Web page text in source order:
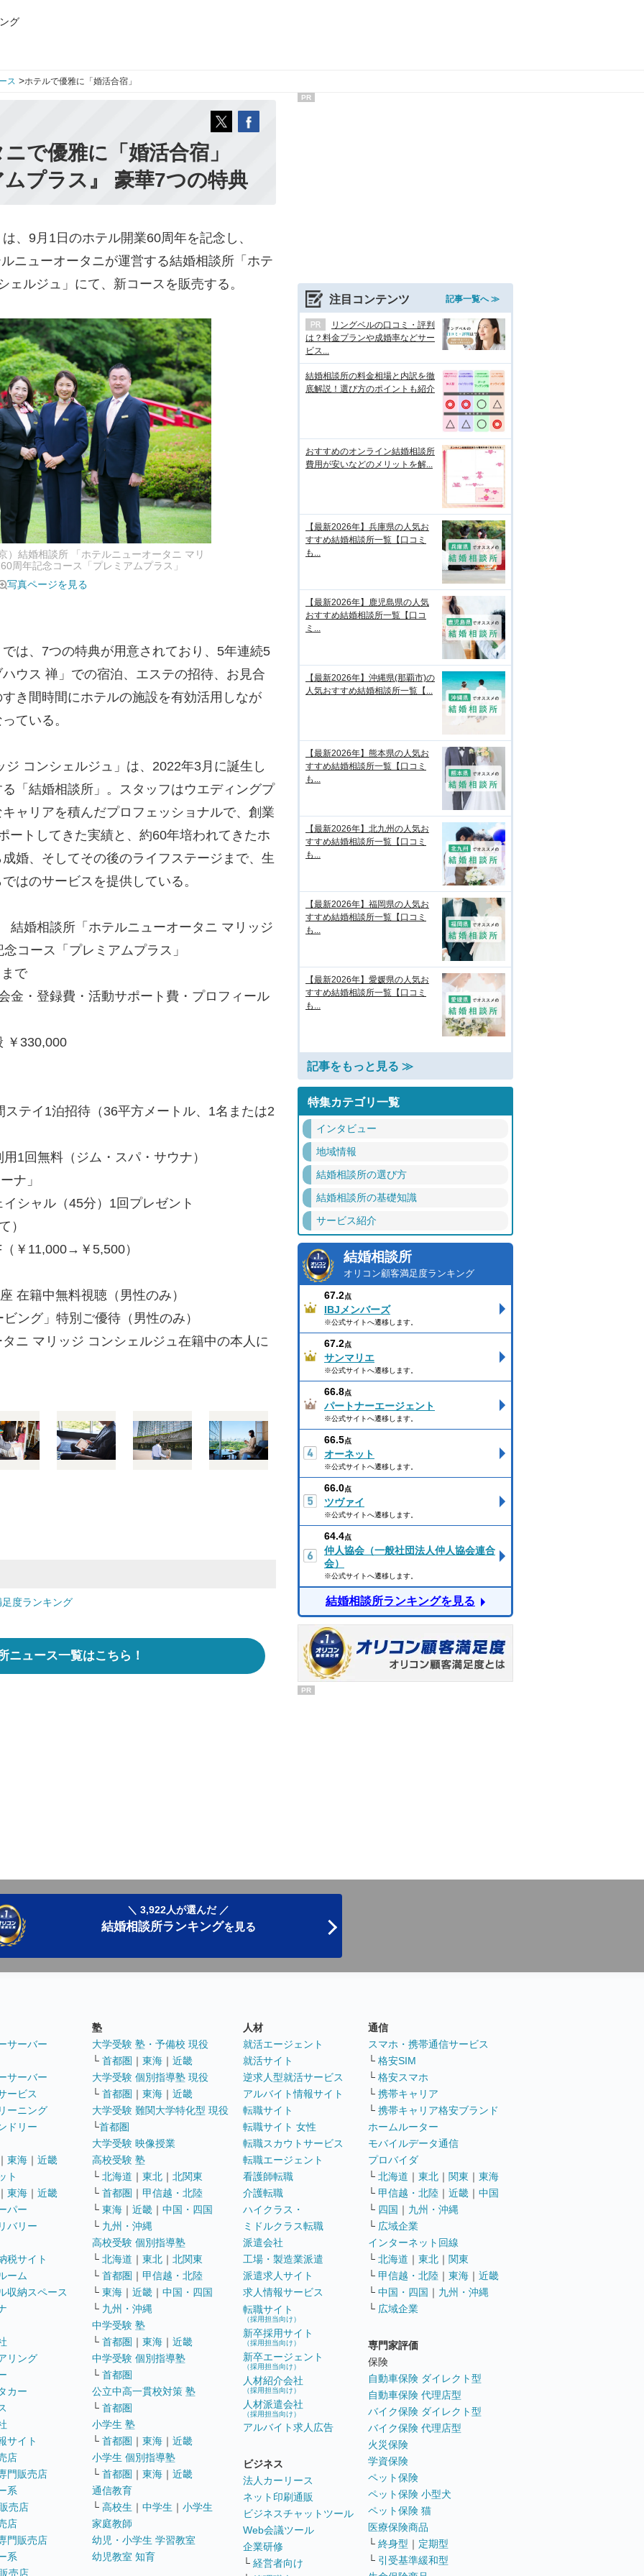
グ
ス >ホテルで優雅に「婚活合宿」
で優雅に「婚活合宿」
プラス』 豪華7つの特典
9月1日のホテル開業60周年を記念し、
ニューオータニが運営する結婚相談所「ホテ
ルジュ」にて、新コースを販売する。
）結婚相談所 「ホテルニューオータニ マリ
周年記念コース「プレミアムプラス」
写真ページを見る
は、7つの特典が用意されており、5年連続5
ウス 禅」での宿泊、エステの招待、お見合
き間時間にホテルの施設を有効活用しなが
ている。
コンシェルジュ」は、2022年3月に誕生し
「結婚相談所」。スタッフはウエディングプ
ャリアを積んだプロフェッショナルで、創業
ートしてきた実績と、約60年培われてきたホ
婚、そしてその後のライフステージまで、生
はのサービスを提供している。
婚相談所「ホテルニューオータニ マリッジ
コース「プレミアムプラス」
で
金・登録費・活動サポート費・プロフィール
330,000
テイ1泊招待（36平方メートル、1名または2
1回無料（ジム・スパ・サウナ）
ナ」
シャル（45分）1回プレゼント
）
￥11,000→￥5,500）
在籍中無料視聴（男性のみ）
ング」特別ご優待（男性のみ）
ニ マリッジ コンシェルジュ在籍中の本人に
度ランキング
ニュース一覧はこちら！
PR
注目コンテンツ 記事一覧へ ≫
リングベルの口コミ・評判
は？料金プランや成婚率などサー
ビス...
結婚相談所の料金相場と内訳を徹
底解説！選び方のポイントも紹介
おすすめのオンライン結婚相談所
費用が安いなどのメリットを解...
【最新2026年】兵庫県の人気お
すすめ結婚相談所一覧【口コミ
も...
【最新2026年】鹿児島県の人気
おすすめ結婚相談所一覧【口コ
ミ...
【最新2026年】沖縄県(那覇市)の
人気おすすめ結婚相談所一覧【...
【最新2026年】熊本県の人気お
すすめ結婚相談所一覧【口コミ
も...
【最新2026年】北九州の人気お
すすめ結婚相談所一覧【口コミ
も...
【最新2026年】福岡県の人気お
すすめ結婚相談所一覧【口コミ
も...
【最新2026年】愛媛県の人気お
すすめ結婚相談所一覧【口コミ
も...
記事をもっと見る ≫
特集カテゴリ一覧
インタビュー
地域情報
結婚相談所の選び方
結婚相談所の基礎知識
サービス紹介
結婚相談所
オリコン顧客満足度ランキング
67.2点
IBJメンバーズ
※公式サイトへ遷移します。
67.2点
サンマリエ
※公式サイトへ遷移します。
66.8点
パートナーエージェント
※公式サイトへ遷移します。
66.5点
オーネット
※公式サイトへ遷移します。
66.0点
ツヴァイ
※公式サイトへ遷移します。
64.4点
仲人協会（一般社団法人仲人協会連合
会）
※公式サイトへ遷移します。
結婚相談所ランキングを見る
PR
＼ 3,922人が選んだ ／
結婚相談所ランキングを見る
サーバー
サーバー
ービス
ーニング
ドリー
東海 ｜ 近畿
ト
東海 ｜ 近畿
パー
バリー
税サイト
ーム
収納スペース
リング
カー
サイト
店
門販売店
系
売店
店
門販売店
系
売店
塾
大学受験 塾・予備校 現役
└ 首都圏 ｜ 東海 ｜ 近畿
大学受験 個別指導塾 現役
└ 首都圏 ｜ 東海 ｜ 近畿
大学受験 難関大学特化型 現役
└首都圏
大学受験 映像授業
高校受験 塾
└ 北海道 ｜ 東北 ｜ 北関東
└ 首都圏 ｜ 甲信越・北陸
└ 東海 ｜ 近畿 ｜ 中国・四国
└ 九州・沖縄
高校受験 個別指導塾
└ 北海道 ｜ 東北 ｜ 北関東
└ 首都圏 ｜ 甲信越・北陸
└ 東海 ｜ 近畿 ｜ 中国・四国
└ 九州・沖縄
中学受験 塾
└ 首都圏 ｜ 東海 ｜ 近畿
中学受験 個別指導塾
└ 首都圏
公立中高一貫校対策 塾
└ 首都圏
小学生 塾
└ 首都圏 ｜ 東海 ｜ 近畿
小学生 個別指導塾
└ 首都圏 ｜ 東海 ｜ 近畿
通信教育
└ 高校生 ｜ 中学生 ｜ 小学生
家庭教師
幼児・小学生 学習教室
幼児教室 知育
人材
就活エージェント
就活サイト
逆求人型就活サービス
アルバイト情報サイト
転職サイト
転職サイト 女性
転職スカウトサービス
転職エージェント
看護師転職
介護転職
ハイクラス・
ミドルクラス転職
派遣会社
工場・製造業派遣
派遣求人サイト
求人情報サービス
転職サイト
（採用担当向け）
新卒採用サイト
（採用担当向け）
新卒エージェント
（採用担当向け）
人材紹介会社
（採用担当向け）
人材派遣会社
（採用担当向け）
アルバイト求人広告
ビジネス
法人カーリース
ネット印刷通販
ビジネスチャットツール
Web会議ツール
企業研修
└ 経営者向け
通信
スマホ・携帯通信サービス
└ 格安SIM
└ 格安スマホ
└ 携帯キャリア
└ 携帯キャリア格安ブランド
ホームルーター
モバイルデータ通信
プロバイダ
└ 北海道 ｜ 東北 ｜ 関東 ｜ 東海
└ 甲信越・北陸 ｜ 近畿 ｜ 中国
└ 四国 ｜ 九州・沖縄
└ 広域企業
インターネット回線
└ 北海道 ｜ 東北 ｜ 関東
└ 甲信越・北陸 ｜ 東海 ｜ 近畿
└ 中国・四国 ｜ 九州・沖縄
└ 広域企業
専門家評価
保険
自動車保険 ダイレクト型
自動車保険 代理店型
バイク保険 ダイレクト型
バイク保険 代理店型
火災保険
学資保険
ペット保険
ペット保険 小型犬
ペット保険 猫
医療保険商品
└ 終身型 ｜ 定期型
└ 引受基準緩和型